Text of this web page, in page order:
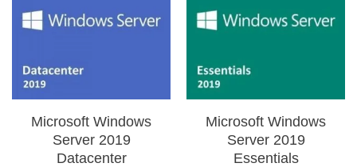
Microsoft Windows
Server 2019
Datacenter
Microsoft Windows
Server 2019
Essentials